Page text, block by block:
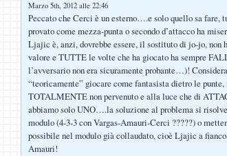
Marzo 5th, 2012 alle 22:46
Peccato che Cerci è un esterno….e solo quello sa fare,
provato come mezza-punta o secondo d’attacco ha
Ljajic è, anzi, dovrebbe essere, il sostituto di jo-jo, non
valore e TUTTE le volte che ha giocato ha sempre
l’avversario non era sicuramente probante…)!
“teoricamente” giocare come fantasista dietro le punte,
TOTALMENTE non pervenuto e alla luce che di
abbiamo solo UNO….la soluzione al problema si
modulo (4-3-3 con Vargas-Amauri-Cerci ?????) o
possibile nel modulo già collaudato, cioè Ljajic a
Amauri!